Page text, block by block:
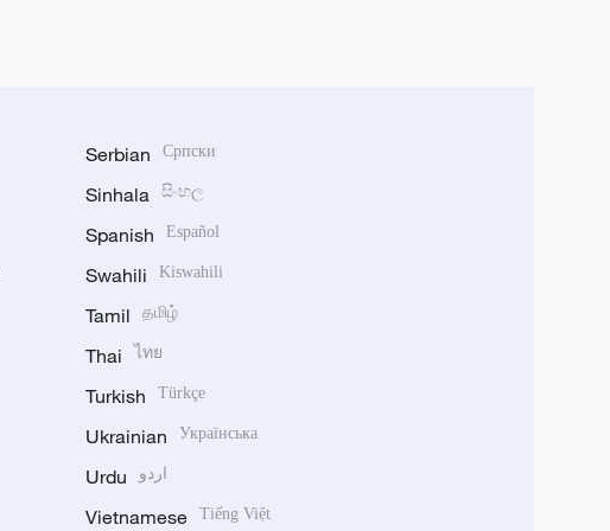
Serbian Српски
Sinhala සිංහල
Spanish Español
Swahili Kiswahili
Tamil தமிழ்
Thai ไทย
Turkish Türkçe
Ukrainian Українська
Urdu اردو
Vietnamese Tiếng Việt